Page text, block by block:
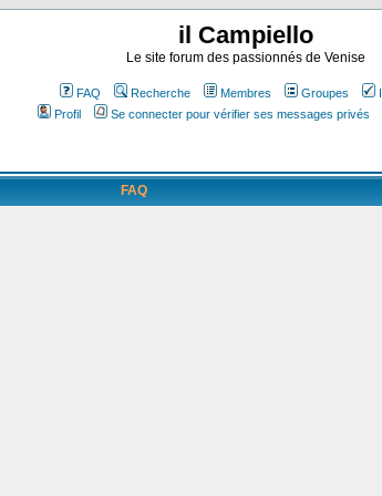
il Campiello
Le site forum des passionnés de Venise
FAQ Recherche Membres Groupes
Profil
Se connecter pour vérifier ses messages privés
FAQ